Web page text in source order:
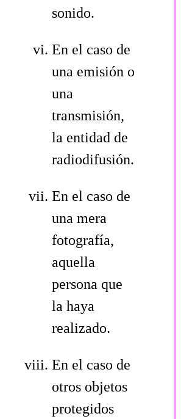
sonido.
En el caso de
una emisión o
una
transmisión,
la entidad de
radiodifusión.
En el caso de
una mera
fotografía,
aquella
persona que
la haya
realizado.
En el caso de
otros objetos
protegidos